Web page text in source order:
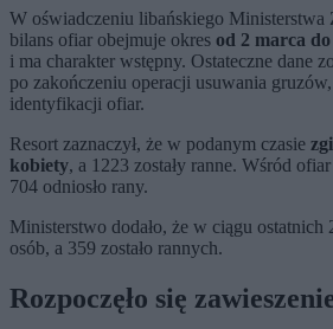
W oświadczeniu libańskiego Ministerstwa
bilans ofiar obejmuje okres od 2 marca
i ma charakter wstępny. Ostateczne dane
po zakończeniu operacji usuwania
identyfikacji ofiar.
Resort zaznaczył, że w podanym czasie
kobiety, a 1223 zostały ranne. Wśród
704 odniosło rany.
Ministerstwo dodało, że w ciągu ostatnich
osób, a 359 zostało rannych.
Rozpoczęło się